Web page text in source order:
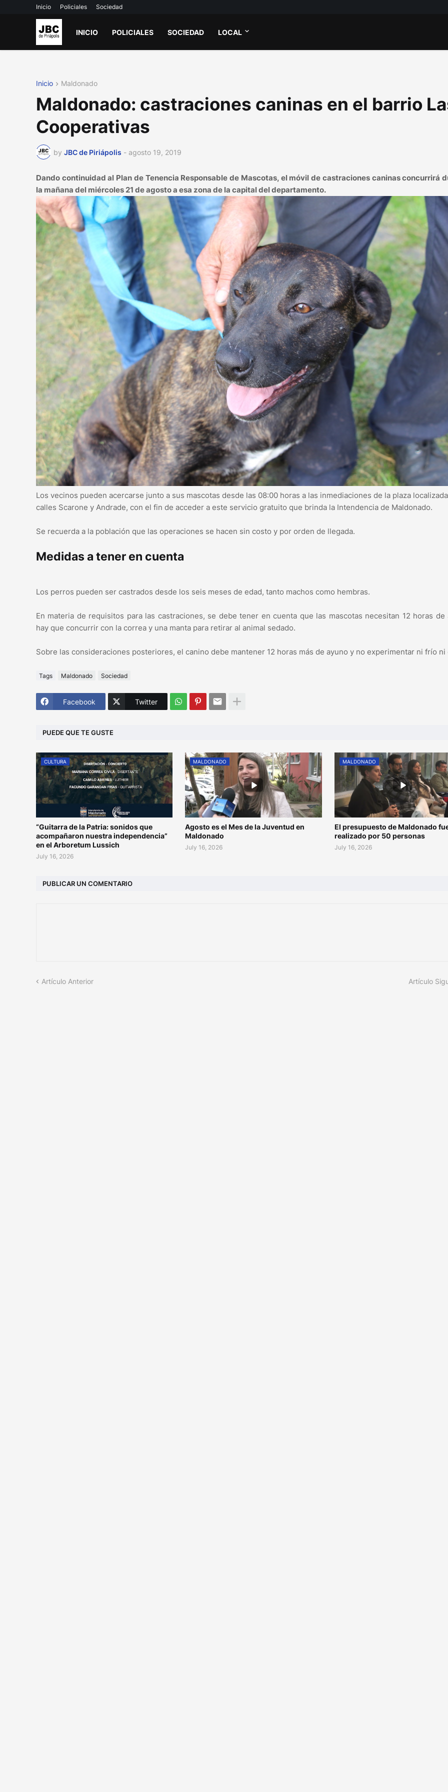
Inicio Policiales Sociedad
INICIO POLICIALES SOCIEDAD LOCAL
Inicio Maldonado
Maldonado: castraciones caninas en el barrio
Cooperativas
by JBC de Piriápolis - agosto 19, 2019
Dando continuidad al Plan de Tenencia Responsable de Mascotas, el móvil de castraciones caninas concurrirá
la mañana del miércoles 21 de agosto a esa zona de la capital del departamento.
Los vecinos pueden acercarse junto a sus mascotas desde las 08:00 horas a las inmediaciones de la plaza
calles Scarone y Andrade, con el fin de acceder a este servicio gratuito que brinda la Intendencia de Maldonado.
Se recuerda a la población que las operaciones se hacen sin costo y por orden de llegada.
Medidas a tener en cuenta
Los perros pueden ser castrados desde los seis meses de edad, tanto machos como hembras.
En materia de requisitos para las castraciones, se debe tener en cuenta que las mascotas necesitan 12 horas de
hay que concurrir con la correa y una manta para retirar al animal sedado.
Sobre las consideraciones posteriores, el canino debe mantener 12 horas más de ayuno y no experimentar ni frío ni
Tags Maldonado Sociedad
Facebook Twitter
PUEDE QUE TE GUSTE
CULTURA
“Guitarra de la Patria: sonidos que
acompañaron nuestra independencia”
en el Arboretum Lussich
July 16, 2026
MALDONADO
Agosto es el Mes de la Juventud en
Maldonado
July 16, 2026
MALDONADO
El presupuesto de Maldonado
realizado por 50 personas
July 16, 2026
PUBLICAR UN COMENTARIO
Artículo Anterior Artículo